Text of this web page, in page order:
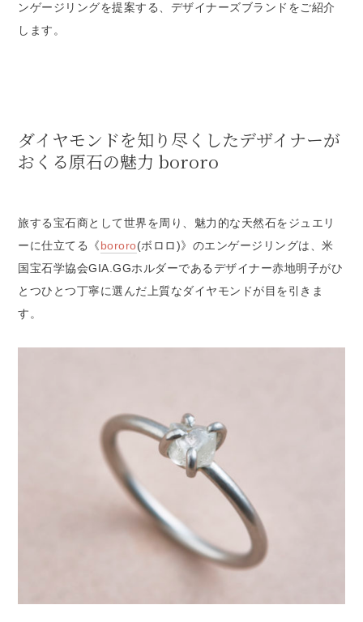
ンゲージリングを提案する、デザイナーズブランドをご紹介
します。
ダイヤモンドを知り尽くしたデザイナーが
おくる原石の魅力 bororo
旅する宝石商として世界を周り、魅力的な天然石をジュエリ
ーに仕立てる《bororo(ボロロ)》のエンゲージリングは、米
国宝石学協会GIA.GGホルダーであるデザイナー赤地明子がひ
とつひとつ丁寧に選んだ上質なダイヤモンドが目を引きま
す。